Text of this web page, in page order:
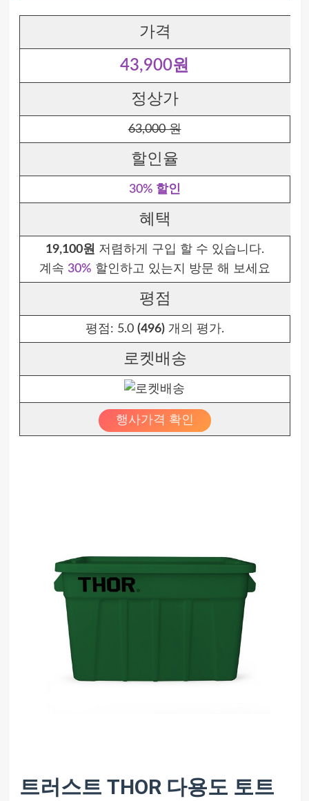
가격
43,900원
정상가
63,000 원
할인율
30% 할인
혜택
19,100원 저렴하게 구입 할 수 있습니다.
계속 30% 할인하고 있는지 방문 해 보세요
평점
평점: 5.0 (496)개의 평가.
로켓배송
행사가격 확인
트러스트 THOR 다용도 토트